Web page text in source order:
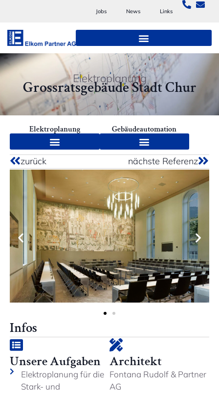
Jobs News Links
Elektroplanung
Grossratsgebäude Stadt Chur
Elektroplanung Gebäudeautomation
zurück nächste Referenz
Infos
Unsere Aufgaben
Elektroplanung für die
Stark- und
Architekt
Fontana Rudolf & Partner
AG